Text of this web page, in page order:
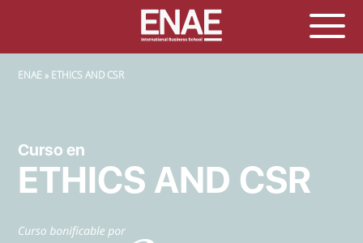
SOBRESCRIBIR ENLACES DE AYUDA A LA NAVEGACIÓN
ENAE ETHICS AND CSR
Curso en
ETHICS AND CSR